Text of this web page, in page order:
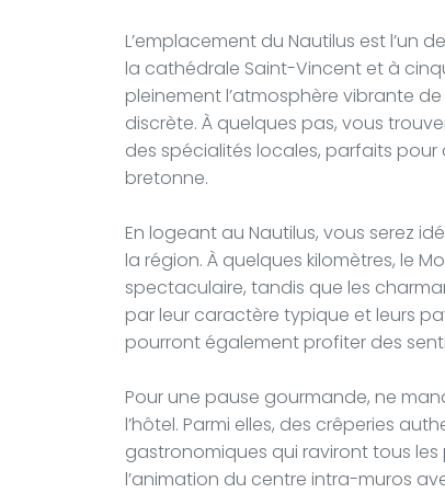
L’emplacement du Nautilus est l’un
la cathédrale Saint-Vincent et à
pleinement l’atmosphère vibrante
discrète. À quelques pas, vous
des spécialités locales, parfaits
bretonne.
En logeant au Nautilus, vous serez
la région. À quelques kilomètres, le
spectaculaire, tandis que les
par leur caractère typique et leurs
pourront également profiter des
Pour une pause gourmande, ne
l’hôtel. Parmi elles, des crêperies
gastronomiques qui raviront tous
l’animation du centre intra-muros